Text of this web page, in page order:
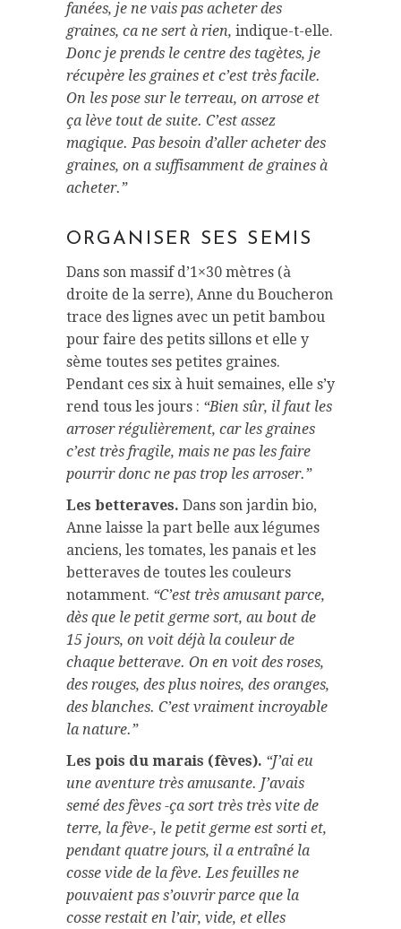
fanées, je ne vais pas acheter des
graines, ca ne sert à rien, indique-t-elle.
Donc je prends le centre des tagètes, je
récupère les graines et c’est très facile.
On les pose sur le terreau, on arrose et
ça lève tout de suite. C’est assez
magique. Pas besoin d’aller acheter des
graines, on a suffisamment de graines à
acheter.”
ORGANISER SES SEMIS
Dans son massif d’1×30 mètres (à
droite de la serre), Anne du Boucheron
trace des lignes avec un petit bambou
pour faire des petits sillons et elle y
sème toutes ses petites graines.
Pendant ces six à huit semaines, elle s’y
rend tous les jours : “Bien sûr, il faut les
arroser régulièrement, car les graines
c’est très fragile, mais ne pas les faire
pourrir donc ne pas trop les arroser.”
Les betteraves. Dans son jardin bio,
Anne laisse la part belle aux légumes
anciens, les tomates, les panais et les
betteraves de toutes les couleurs
notamment. “C’est très amusant parce,
dès que le petit germe sort, au bout de
15 jours, on voit déjà la couleur de
chaque betterave. On en voit des roses,
des rouges, des plus noires, des oranges,
des blanches. C’est vraiment incroyable
la nature.”
Les pois du marais (fèves). “J’ai eu
une aventure très amusante. J’avais
semé des fèves -ça sort très très vite de
terre, la fève-, le petit germe est sorti et,
pendant quatre jours, il a entraîné la
cosse vide de la fève. Les feuilles ne
pouvaient pas s’ouvrir parce que la
cosse restait en l’air, vide, et elles